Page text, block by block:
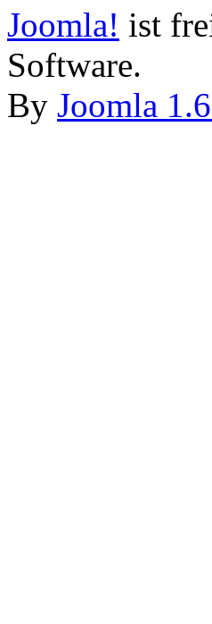
Joomla! ist
Software.
By Joomla